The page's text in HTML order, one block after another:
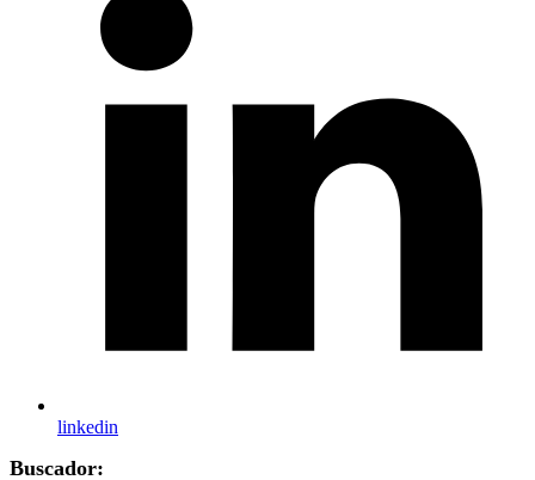
linkedin
Buscador: